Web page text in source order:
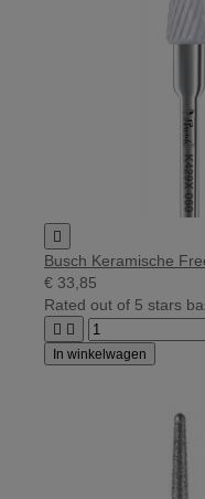

Busch Keramische
€ 33,85
Rated out of 5 stars
 
In winkelwagen